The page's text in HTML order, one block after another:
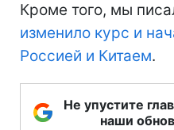
Кроме того, мы
изменило курс и
Россией и Китаем.
Не упустите
наши